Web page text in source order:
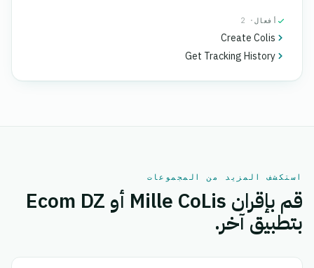
أفعال · 2
Create Colis
Get Tracking History
استكشف المزيد من المجموعات
قم بإقران Mille CoLis أو Ecom DZ
بتطبيق آخر.